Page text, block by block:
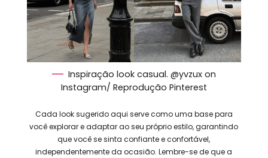
Inspiração look casual. @yvzux on
Instagram/ Reprodução Pinterest
Cada look sugerido aqui serve como uma base para
você explorar e adaptar ao seu próprio estilo, garantindo
que você se sinta confiante e confortável,
independentemente da ocasião. Lembre-se de que a